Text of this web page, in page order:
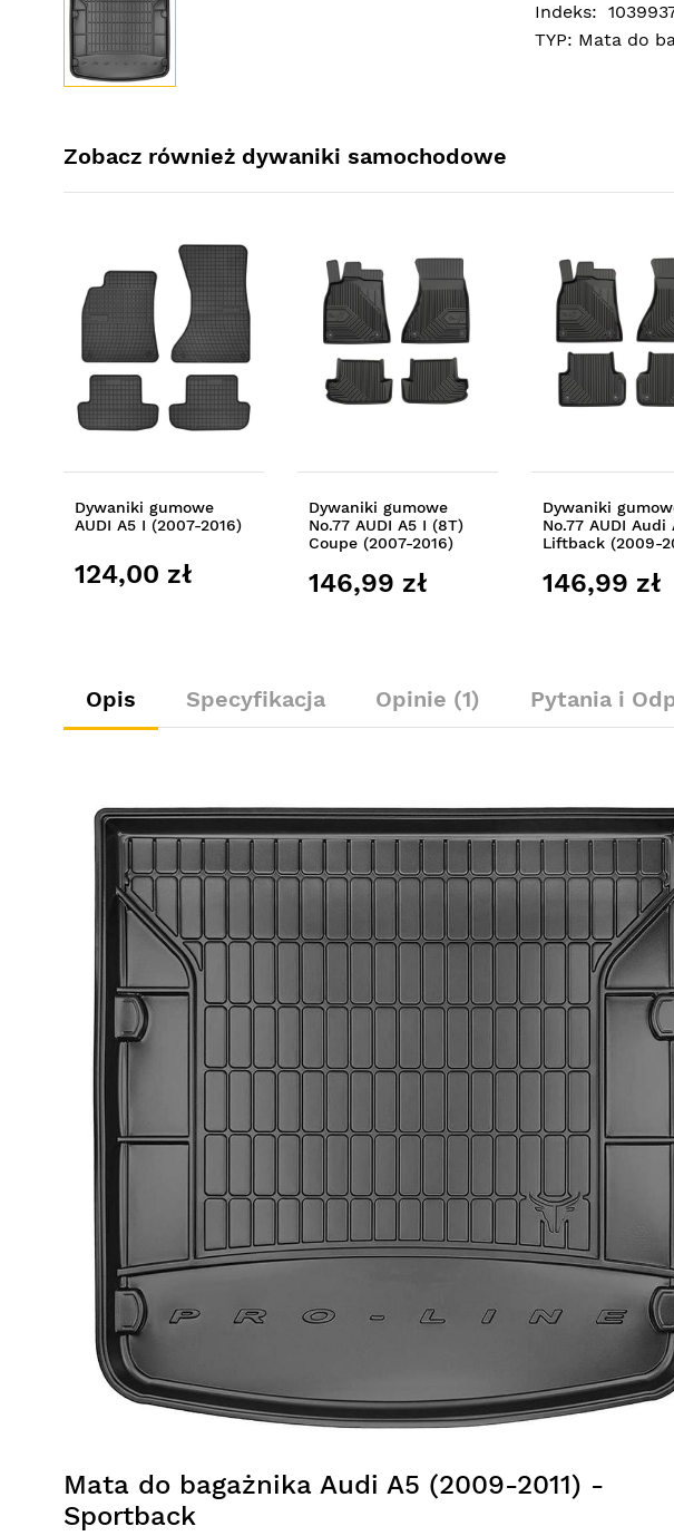
Indeks:
TYP: Mata do
Zobacz również dywaniki samochodowe
Dywaniki gumowe
AUDI A5 I (2007-2016)
124,00 zł
Dywaniki gumowe
No.77 AUDI A5 I (8T)
Coupe (2007-2016)
146,99 zł
Dywaniki
No.77 AUDI Audi
Liftback (2009-
146,99 zł
Opis Specyfikacja Opinie (1) Pytania i
Mata do bagażnika Audi A5 (2009-2011) -
Sportback